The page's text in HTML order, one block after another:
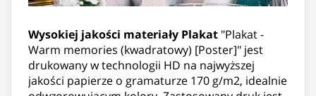
Wysokiej jakości materiały Plakat "Plakat -
Warm memories (kwadratowy) [Poster]" jest
drukowany w technologii HD na najwyższej
jakości papierze o gramaturze 170 g/m2, idealnie